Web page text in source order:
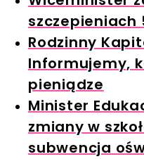
Rodzinny
Informujemy,
pieniądze
Minister
zmiany w
subwencja